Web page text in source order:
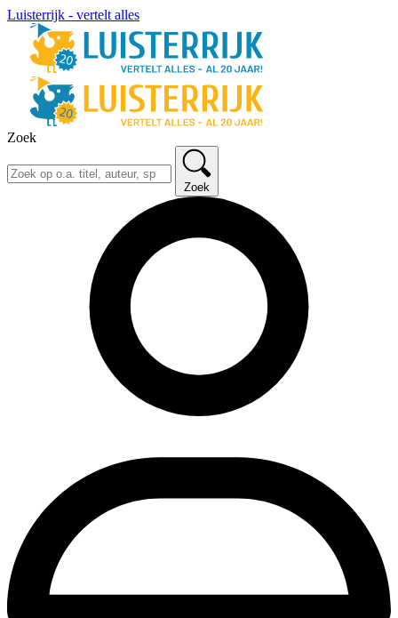
Luisterrijk - vertelt alles
Zoek
Zoek